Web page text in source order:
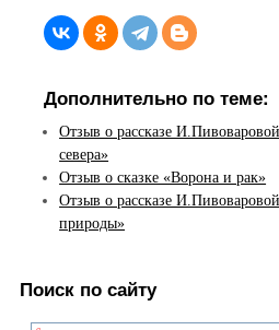
Дополнительно по теме:
Отзыв о рассказе
севера»
Отзыв о сказке «Ворона и рак»
Отзыв о рассказе
природы»
Поиск по сайту